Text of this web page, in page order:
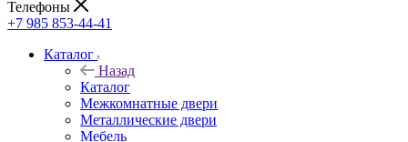
Телефоны
+7 985 853-44-41
Каталог
Назад
Каталог
Межкомнатные двери
Металлические двери
Мебель